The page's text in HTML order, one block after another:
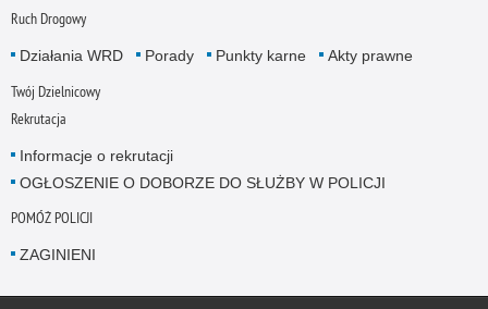
Ruch Drogowy
Działania WRD Porady Punkty karne Akty prawne
Twój Dzielnicowy
Rekrutacja
Informacje o rekrutacji
OGŁOSZENIE O DOBORZE DO SŁUŻBY W POLICJI
POMÓŻ POLICJI
ZAGINIENI